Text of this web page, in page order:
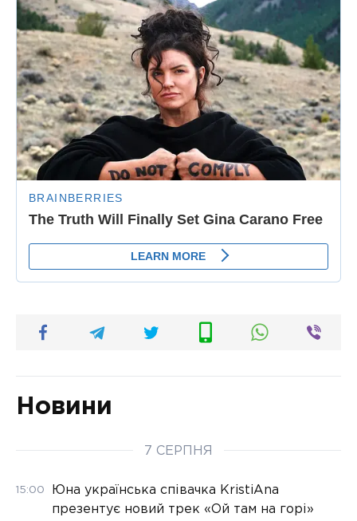
Новини
7 СЕРПНЯ
15:00
Юна українська співачка KristiAna
презентує новий трек «Ой там на горі»